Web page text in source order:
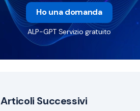
Ho una domanda
ALP-GPT Servizio gratuito
Articoli Successivi